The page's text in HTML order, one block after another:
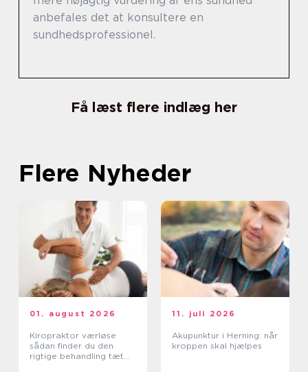
anbefales det at konsultere en
sundhedsprofessionel.
Få læst flere indlæg her
Flere Nyheder
01. august 2026
Kiropraktor værløse
sådan finder du den
rigtige behandling tæt
11. juli 2026
Akupunktur i Herning: når
kroppen skal hjælpes